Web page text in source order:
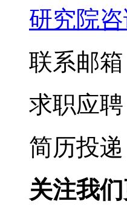
研究院
联系邮箱
求职应聘
简历投递
关注我